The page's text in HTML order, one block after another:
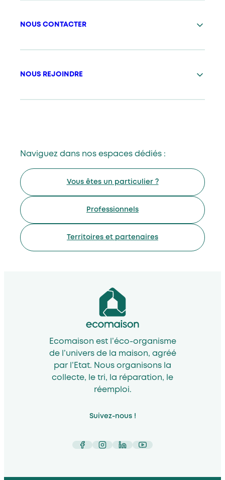
NOUS CONTACTER
NOUS REJOINDRE
Naviguez dans nos espaces dédiés :
Vous êtes un particulier ?
Professionnels
Territoires et partenaires
Ecomaison est l’éco-organisme
de l’univers de la maison, agréé
par l’Etat. Nous organisons la
collecte, le tri, la réparation, le
réemploi.
Suivez-nous !
Facebook
Instagram
LinkedIn
YouTube